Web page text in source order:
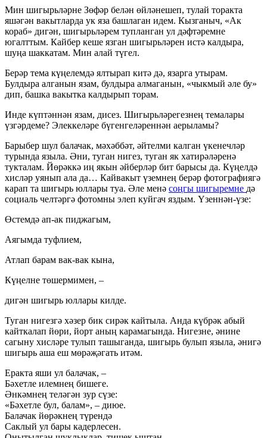
Мин шигырьләрне Зөфәр белән өйләнешеп, тулай торакта
яшәгән вакытларда ук яза башлаган идем. Кызганыч, «Ак
кораб» дигән, шигырьләрем тупланган ул дәфтәремне
югалттым. Кайбер кеше язган шигырьләрен истә калдыра,
шуңа шаккатам. Мин алай түгел.
Берәр тема күңелемдә ялтырап китә дә, язарга утырам.
Булдыра алганын язам, булдыра алмаганын, «чыкмый әле бу»
дип, башка вакытка калдырып торам.
Инде күптәннән язам, дисез. Шигырьләрегезнең темалары
үзгәрдеме? Элеккеләре бүгенгеләреннән аерыламы?
Барыбер шул балачак, мәхәббәт, әйтелми калган үкенечләр
турында языла. Әни, туган нигез, туган як хатирәләренә
тукталам. Йөрәккә иң якын әйберләр бит барысы да. Күңелдә
хисләр уянып ала да… Кайвакыт үземнең берәр фотографиягә
карап та шигырь юллары туа. Әле менә соңгы шигыремне дә
социаль челтәргә фотомны элеп куйгач яздым. Үзеннән-үзе:
Өстемдә ап-ак пиджагым,
Аягымда туфлием,
Атлап барам вак-вак кына,
Күңелне төшермимен, –
дигән шигырь юллары килде.
Туган нигезгә хәзер бик сирәк кайтыла. Анда күбрәк абый
кайткалап йөри, йорт аның карамагында. Нигезне, әнине
сагыну хисләре тулып ташыганда, шигырь булып языла, әнигә
шигырь аша еш мөрәҗәгать итәм.
Еракта яши ул балачак, –
Бәхетле илемнең бишеге.
Әнкәмнең теләгән зур сүзе:
«Бәхетле бул, балам», – диюе.
Балачак йөрәкнең түрендә
Саклый ул бары кадерлесен.